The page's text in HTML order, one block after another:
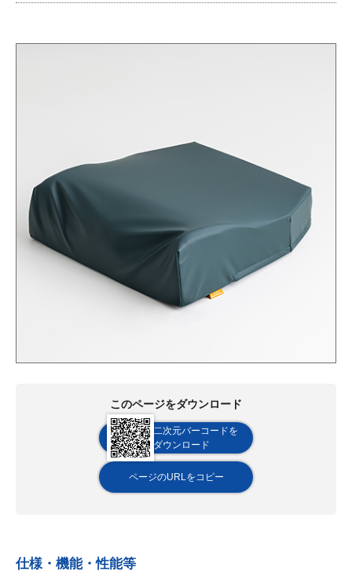
このページをダウンロード
二次元バーコードを
ダウンロード
ページのURLをコピー
仕様・機能・性能等